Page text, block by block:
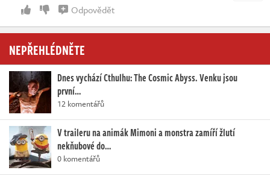
Odpovědět
NEPŘEHLÉDNĚTE
Dnes vychází Cthulhu: The Cosmic Abyss. Venku jsou
první…
12 komentářů
V traileru na animák Mimoni a monstra zamíří žlutí
nekňubové do…
0 komentářů